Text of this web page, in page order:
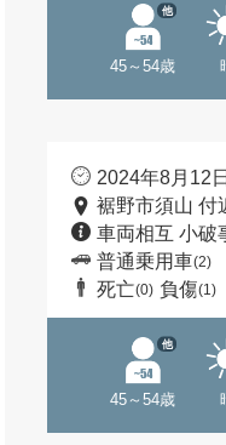
45～54歳
他
2024年8月12
裾野市須山 付
車両相互 小破
普通乗用車(2)
死亡(0) 負傷(1)
45～54歳
他